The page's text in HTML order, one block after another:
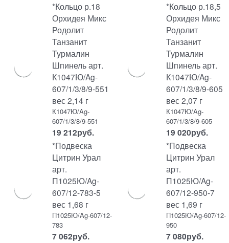
*Кольцо р.18
Орхидея Микс
Родолит
Танзанит
Турмалин
Шпинель арт.
К1047Ю/Ag-
607/1/3/8/9-551
вес 2,14 г
К1047Ю/Ag-
607/1/3/8/9-551
19 212руб.
*Кольцо р.18,5
Орхидея Микс
Родолит
Танзанит
Турмалин
Шпинель арт.
К1047Ю/Ag-
607/1/3/8/9-605
вес 2,07 г
К1047Ю/Ag-
607/1/3/8/9-605
19 020руб.
*Подвеска
Цитрин Урал
арт.
П1025Ю/Ag-
607/12-783-5
вес 1,68 г
П1025Ю/Ag-607/12-
783
7 062руб.
*Подвеска
Цитрин Урал
арт.
П1025Ю/Ag-
607/12-950-7
вес 1,69 г
П1025Ю/Ag-607/12-
950
7 080руб.